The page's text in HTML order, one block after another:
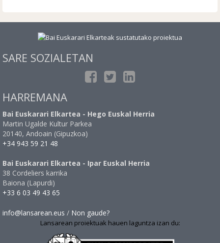
SARE SOZIALETAN
HARREMANA
Bai Euskarari Elkartea - Hego Euskal Herria
Martin Ugalde Kultur Parkea
20140, Andoain (Gipuzkoa)
+34 943 59 21 48
Bai Euskarari Elkartea - Ipar Euskal Herria
38 Cordeliers karrika
Baiona (Lapurdi)
+33 6 03 49 43 65
info@lansarean.eus / Non gaude?
Lansarean proiektuak hauen laguntza izan du: